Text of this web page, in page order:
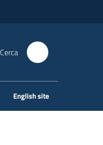
Cerca
English site